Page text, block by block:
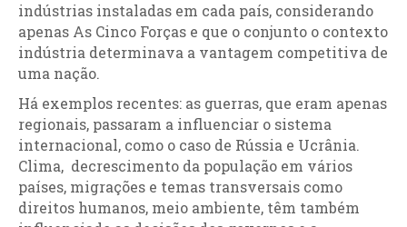
indústrias instaladas em cada país, considerando
apenas As Cinco Forças e que o conjunto o contexto
indústria determinava a vantagem competitiva de
uma nação.
Há exemplos recentes: as guerras, que eram apenas
regionais, passaram a influenciar o sistema
internacional, como o caso de Rússia e Ucrânia.
Clima, decrescimento da população em vários
países, migrações e temas transversais como
direitos humanos, meio ambiente, têm também